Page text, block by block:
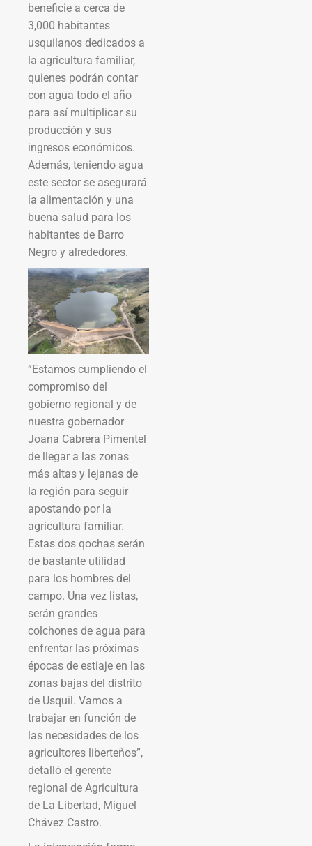
beneficie a cerca de
3,000 habitantes
usquilanos dedicados a
la agricultura familiar,
quienes podrán contar
con agua todo el año
para así multiplicar su
producción y sus
ingresos económicos.
Además, teniendo agua
este sector se asegurará
la alimentación y una
buena salud para los
habitantes de Barro
Negro y alrededores.
“Estamos cumpliendo el
compromiso del
gobierno regional y de
nuestra gobernador
Joana Cabrera Pimentel
de llegar a las zonas
más altas y lejanas de
la región para seguir
apostando por la
agricultura familiar.
Estas dos qochas serán
de bastante utilidad
para los hombres del
campo. Una vez listas,
serán grandes
colchones de agua para
enfrentar las próximas
épocas de estiaje en las
zonas bajas del distrito
de Usquil. Vamos a
trabajar en función de
las necesidades de los
agricultores liberteños”,
detalló el gerente
regional de Agricultura
de La Libertad, Miguel
Chávez Castro.